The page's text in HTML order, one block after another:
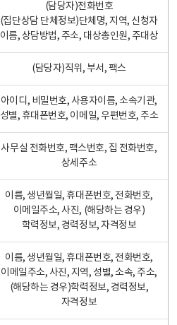
(담당자)전화번호
(집단상담 단체정보)단체명, 지역, 신청자
이름, 상담방법, 주소, 대상총인원, 주대상
(담당자)직위, 부서, 팩스
아이디, 비밀번호, 사용자이름, 소속기관,
성별, 휴대폰번호, 이메일, 우편번호, 주소
사무실 전화번호, 팩스번호, 집 전화번호,
상세주소
이름, 생년월일, 휴대폰번호, 전화번호,
이메일주소, 사진, (해당하는 경우)
학력정보, 경력정보, 자격정보
이름, 생년월일, 휴대폰번호, 전화번호,
이메일주소, 사진, 지역, 성별, 소속, 주소,
(해당하는 경우)학력정보, 경력정보,
자격정보